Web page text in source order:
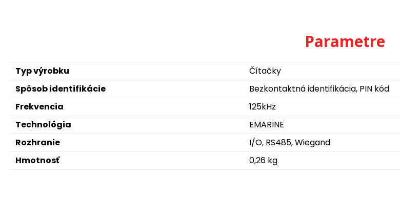
Parametre
Typ výrobku
Čítačky
Spôsob identifikácie
Bezkontaktná identifikácia, PIN kód
Frekvencia
125kHz
Technológia
EMARINE
Rozhranie
I/O, RS485, Wiegand
Hmotnosť
0,26 kg